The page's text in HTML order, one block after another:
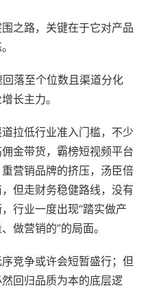
之路，关键在于它对产品
落至个位数且渠道分化
长主力。
拉低行业准入门槛，不少
金带货，霸榜短视频平台
营销品牌的挤压，汤臣倍
但走财务稳健路线，没有
行业一度出现“踏实做产
做营销的”的局面。
竞争或许会短暂盛行；但
回归品质为本的底层逻